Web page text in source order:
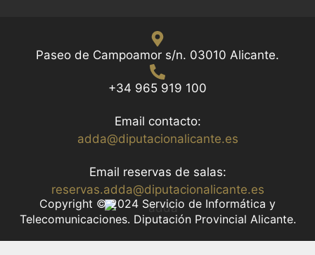
Paseo de Campoamor s/n. 03010 Alicante.
+34 965 919 100
Email contacto:
adda@diputacionalicante.es
Email reservas de salas:
reservas.adda@diputacionalicante.es
Copyright © 2024 Servicio de Informática y
Telecomunicaciones. Diputación Provincial Alicante.